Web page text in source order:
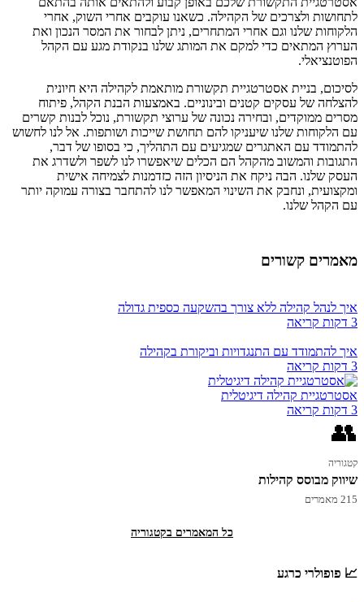
לתחושות ולצרכים של הקהילה. כשאנו עוקבים אחרי השוק, אחרי
הלקוחות שלנו וגם אחרי המתחרים, ניתן לבחור את המסר הנכון ואת
הערוץ המתאים כדי למקם את המותג שלנו בנקודת מגע עם הקהל
הפוטנציאלי.
לסיכום, בניית אסטרטגיית תקשורת מותאמת לקהילה היא חיונית
להצלחה של עסקים קטנים ובינוניים. באמצעות הבנת הקהל, פיתוח
מסרים ממוקדים, ובחירה נכונה של ערוצי תקשורת, נוכל לבנות קשרים
עם הלקוחות שלנו שיעניקו להם תחושת שייכות ושותפות. אל לנו לחשוש
להתמודד עם האתגרים שמגיעים עם התהליך, כי בסופו של דבר,
התגובות והמשוב מהקהל הם הכלים שיאפשרו לנו לשפר ולשדרג את
העסק שלנו. הבה ניקח את הניסיון הזה כזדמנות לצמיחה אישית
ומקצועית, ונחבק את השינוי המאפשר לנו להתחבר בצורה עמוקה יותר
עם הקהל שלנו.
מאמרים קשורים
איך לנהל קהילה ללא צורך בהשקעה כספית גדולה
3 דקות קריאה
איך להתמודד עם התנגדויות וביקורת בקהילה
3 דקות קריאה
אסטרטגיית קהילה דיגיטלית
3 דקות קריאה
👥
קטגוריה
שיווק מבוסס קהילות
215 מאמרים
כל המאמרים בקטגוריה
📈 פופולרי כרגע